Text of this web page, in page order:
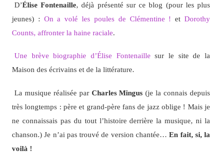
D’Élise Fontenaille, déjà présenté sur ce blog (pour les plus
jeunes) : On a volé les poules de Clémentine ! etDorothy
Counts, affronter la haine raciale.
Une brève biographie d’Élise Fontenaille sur le site de la
Maison des écrivains et de la littérature.
La musique réalisée par Charles Mingus (je la connais depuis
très longtemps : père et grand-père fans de jazz oblige ! Mais je
ne connaissais pas du tout l’histoire derrière la musique, ni la
chanson.) Je n’ai pas trouvé de version chantée… En fait, si, la
voilà !